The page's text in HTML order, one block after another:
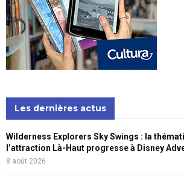
Les dernières actus
Wilderness Explorers Sky Swings : la
l’attraction Là-Haut progresse à Disney
8 août 2026